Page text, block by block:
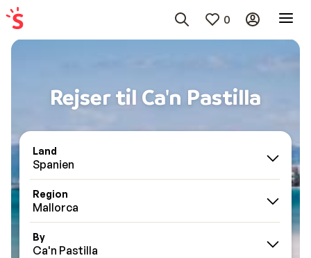
0
Rejser til Ca'n Pastilla
Land
Spanien
Region
Mallorca
By
Ca'n Pastilla